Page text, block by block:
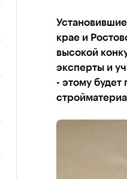
крае и
высокой
эксперты и
- этому будет